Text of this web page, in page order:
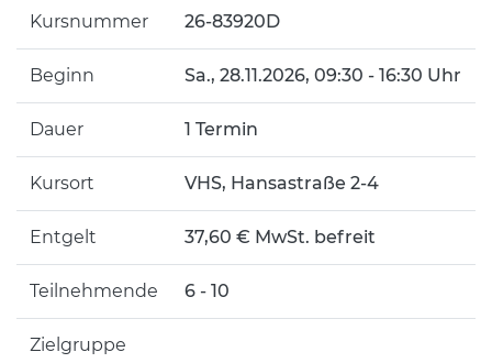
Kursnummer 26-83920D
Beginn Sa., 28.11.2026, 09:30 - 16:30 Uhr
Dauer 1 Termin
Kursort VHS, Hansastraße 2-4
Entgelt 37,60 € MwSt. befreit
Teilnehmende 6 - 10
Zielgruppe